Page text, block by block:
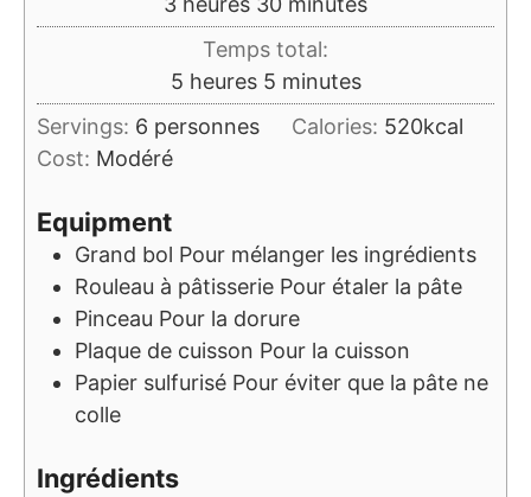
Temps total:
5heures
heures 5minutes
minutes
Servings: 6 personnes Calories: 520kcal
Cost: Modéré
Equipment
Grand bol Pour mélanger les ingrédients
Rouleau à pâtisserie Pour étaler la pâte
Pinceau Pour la dorure
Plaque de cuisson Pour la cuisson
Papier sulfurisé Pour éviter que la pâte ne
colle
Ingrédients